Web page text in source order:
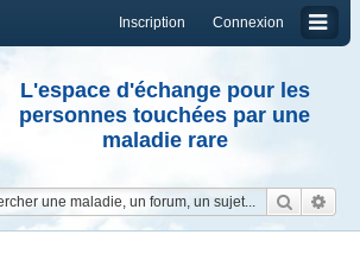
Connexion
Inscription
L'espace d'échange pour les
personnes touchées par une
maladie rare